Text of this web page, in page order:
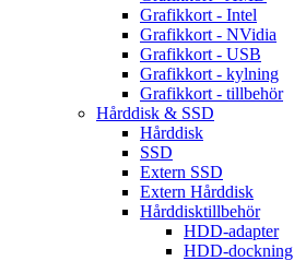
Grafikkort - Intel
Grafikkort - NVidia
Grafikkort - USB
Grafikkort - kylning
Grafikkort - tillbehör
Hårddisk & SSD
Hårddisk
SSD
Extern SSD
Extern Hårddisk
Hårddisktillbehör
HDD-adapter
HDD-dockning